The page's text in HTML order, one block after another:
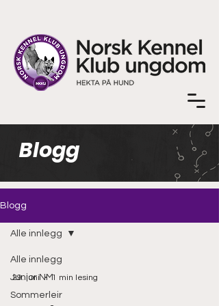
Blogg
Blogg
Alle innlegg
Junior NM
Sommerleir
Alle innlegg
29. juni 1 min lesing